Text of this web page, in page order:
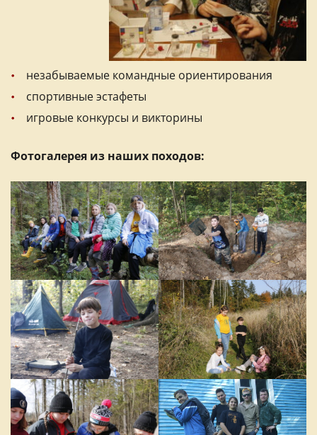
незабываемые командные ориентирования
спортивные эстафеты
игровые конкурсы и викторины
Фотогалерея из наших походов: